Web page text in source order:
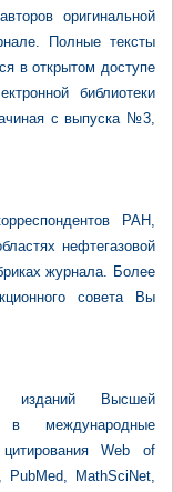
оригинальной
Полные тексты
в открытом доступе
библиотеки
c выпуска №3,
РАН,
нефтегазовой
журнала. Более
совета Вы
изданий Высшей
в международные
Web of
MathSciNet,